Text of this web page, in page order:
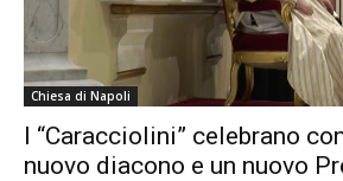
Chiesa di Napoli
I “Caracciolini” celebrano
nuovo diacono e un nuovo